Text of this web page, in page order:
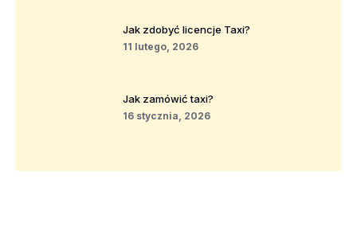
Jak zdobyć licencje Taxi?
11 lutego, 2026
Jak zamówić taxi?
16 stycznia, 2026